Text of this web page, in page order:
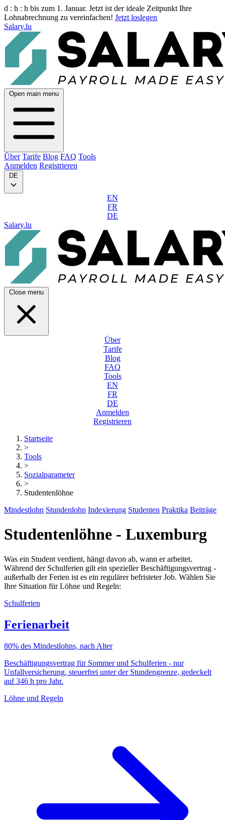
d : h : h bis zum 1. Januar. Jetzt ist der ideale Zeitpunkt Ihre
Lohnabrechnung zu vereinfachen! Jetzt loslegen
Salary.lu
Open main menu
Über Tarife Blog FAQ Tools
Anmelden Registrieren
DE
EN
FR
DE
Salary.lu
Close menu
Über
Tarife
Blog
FAQ
Tools
EN
FR
DE
Anmelden
Registrieren
Startseite
>
Tools
>
Sozialparameter
>
Studentenlöhne
Mindestlohn Stundenlohn Indexierung Studenten Praktika Beiträge
Studentenlöhne - Luxemburg
Was ein Student verdient, hängt davon ab, wann er arbeitet.
Während der Schulferien gilt ein spezieller Beschäftigungsvertrag -
außerhalb der Ferien ist es ein regulärer befristeter Job. Wählen Sie
Ihre Situation für Löhne und Regeln:
Schulferien
Ferienarbeit
80% des Mindestlohns, nach Alter
Beschäftigungsvertrag für Sommer und Schulferien - nur
Unfallversicherung, steuerfrei unter der Stundengrenze, gedeckelt
auf 346 h pro Jahr.
Löhne und Regeln